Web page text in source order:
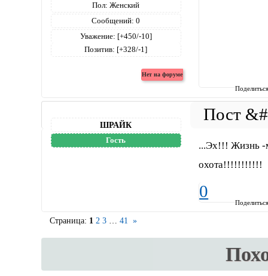
Пол: Женский
Сообщений: 0
Уважение: [+450/-10]
Позитив: [+328/-1]
ШРАЙК
Гость
...Эх!!! Жизнь -
охота!!!!!!!!!!!
0
Страница: 1 2 3 41 »